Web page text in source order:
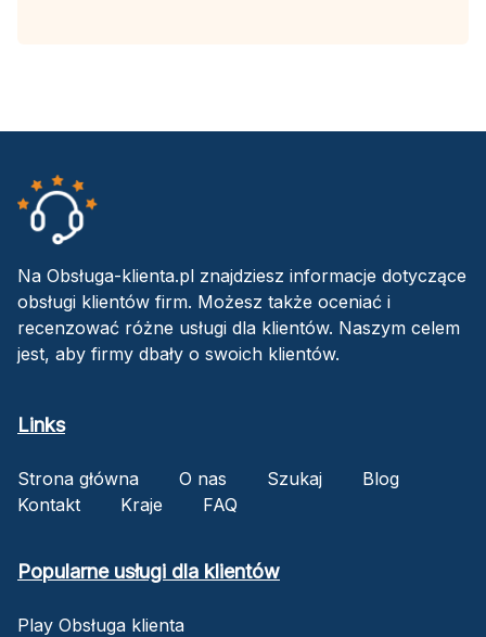
Na Obsługa-klienta.pl znajdziesz informacje dotyczące
obsługi klientów firm. Możesz także oceniać i
recenzować różne usługi dla klientów. Naszym celem
jest, aby firmy dbały o swoich klientów.
Links
Strona główna O nas Szukaj
Blog
Kontakt
Kraje FAQ
Popularne usługi dla klientów
Play Obsługa klienta